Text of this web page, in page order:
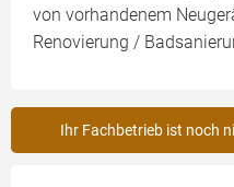
von vorhandenem
Renovierung /
Ihr Fachbetrieb ist noch